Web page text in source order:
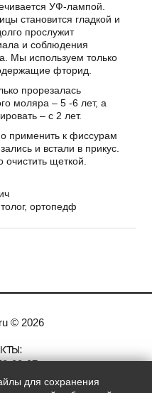
УФ-лампой.
становится гладкой и
прослужит
и соблюдения
Мы используем только
фторид.
прорезалась
моляра – 5 -6 лет, а
– с 2 лет.
применить к фиссурам
и встали в прикус.
очистить щеткой.
ортопедф
© 2026
00-07
сетях:
для сохранения